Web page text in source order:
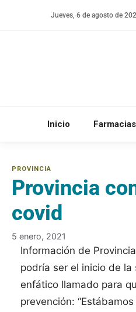
Jueves, 6 de agosto de
Inicio Farmacias
Provincia
covid
5 enero, 2021
Información de
podría ser el inicio de
enfático llamado para
prevención: